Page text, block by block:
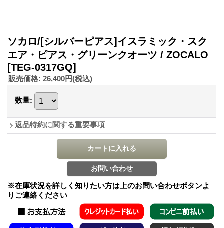
ソカロ/[シルバーピアス]イスラミック・スク
エア・ピアス・グリーンクオーツ / ZOCALO
[TEG-0317GQ]
販売価格: 26,400円(税込)
数量:
返品特約に関する重要事項
※在庫状況を詳しく知りたい方は上のお問い合わせボタンよ
りご連絡ください